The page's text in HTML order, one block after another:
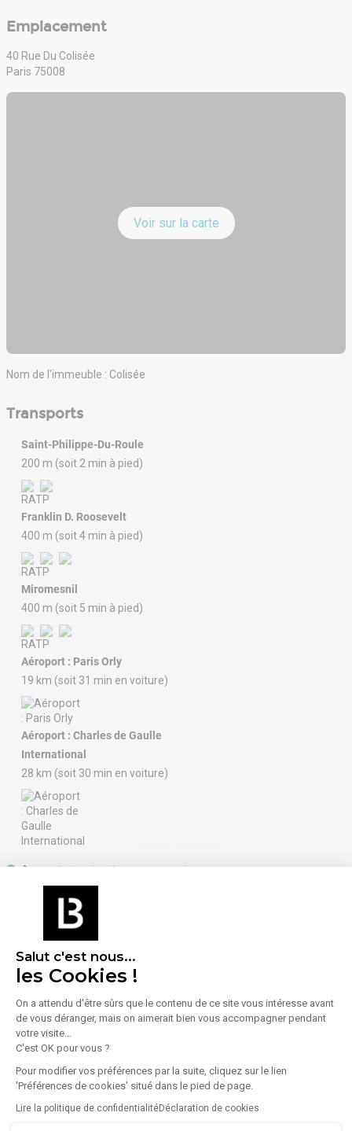
Salut c'est nous...
les Cookies !
On a attendu d'être sûrs que le contenu de ce site vous intéresse avant
de vous déranger, mais on aimerait bien vous accompagner pendant
votre visite...
C'est OK pour vous ?
Pour modifier vos préférences par la suite, cliquez sur le lien
'Préférences de cookies' situé dans le pied de page.
Lire la politique de confidentialitéDéclaration de cookies
Emplacement
40 Rue Du Colisée
Paris 75008
Voir sur la carte
Nom de l'immeuble : Colisée
Transports
Saint-Philippe-Du-Roule
200 m (soit 2 min à pied)
Franklin D. Roosevelt
400 m (soit 4 min à pied)
Miromesnil
400 m (soit 5 min à pied)
Aéroport : Paris Orly
19 km (soit 31 min en voiture)
Aéroport : Charles de Gaulle
International
28 km (soit 30 min en voiture)
Enseignement
6 Superettes /
Supermarchés
Santé
5 Pharmacies /
Parapharmacies
6 Banques
1 Bureau de poste